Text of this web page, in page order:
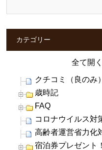
カテゴリー
全て開く
クチコミ（良のみ）
歳時記
FAQ
コロナウイルス対
高齢者運営省力化
宿泊券プレゼント